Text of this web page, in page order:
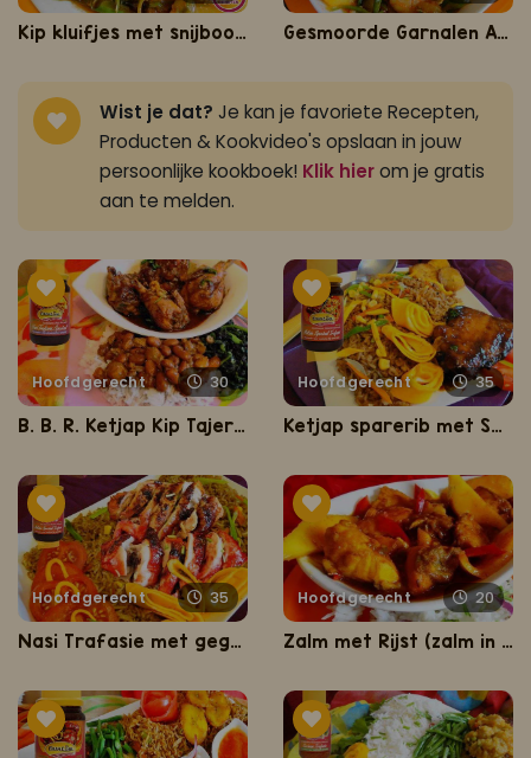
Kip kluifjes met snijboontjes en aardappel Gesmoorde Garnalen Aardappel Kousenband (gesmoorde garnalen met aardappel en kousenband op saus)
Wist je dat? Je kan je favoriete Recepten,
Producten & Kookvideo's opslaan in jouw
persoonlijke kookboek! Klik hierom je gratis
aan te melden.
Hoofdgerecht 30 Hoofdgerecht 35
Hoofdgerecht 35 Hoofdgerecht 20